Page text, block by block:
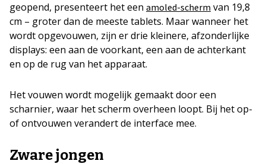
geopend, presenteert het een amoled-scherm van 19,8
cm – groter dan de meeste tablets. Maar wanneer het
wordt opgevouwen, zijn er drie kleinere, afzonderlijke
displays: een aan de voorkant, een aan de achterkant
en op de rug van het apparaat.
Het vouwen wordt mogelijk gemaakt door een
scharnier, waar het scherm overheen loopt. Bij het op-
of ontvouwen verandert de interface mee.
Zware jongen